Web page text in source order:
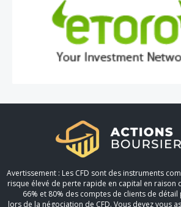
Avertissement : Les CFD sont des instruments
risque élevé de perte rapide en capital en raison
66% et 80% des comptes de clients de
lors de la négociation de CFD. Vous devez vous